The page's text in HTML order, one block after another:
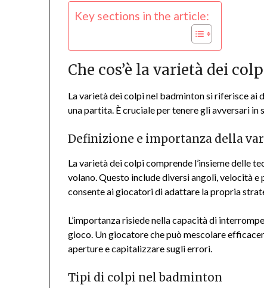
Key sections in the article:
Che cos’è la varietà dei
La varietà dei colpi nel badminton si riferisce ai
una partita. È cruciale per tenere gli avversari
Definizione e importanza della
La varietà dei colpi comprende l’insieme delle
volano. Questo include diversi angoli, velocità
consente ai giocatori di adattare la propria
L’importanza risiede nella capacità di
gioco. Un giocatore che può mescolare
aperture e capitalizzare sugli errori.
Tipi di colpi nel badminton